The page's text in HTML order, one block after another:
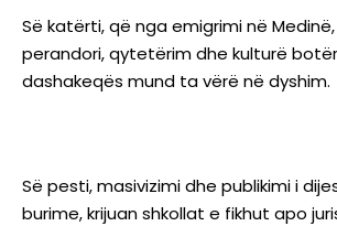
Së katërti, që nga emigrimi në
perandori, qytetërim dhe kulturë
dashakeqës mund ta vërë në dyshim.
Së pesti, masivizimi dhe publikimi i
burime, krijuan shkollat e fikhut apo